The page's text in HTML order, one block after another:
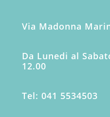
Via Madonna
Da Lunedi al
12.00
Tel: 041 5534503